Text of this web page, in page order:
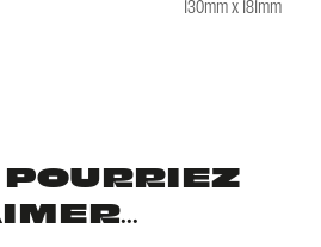
130mm x 181mm